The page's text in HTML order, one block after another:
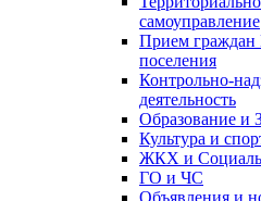
самоуправление
Прием граждан
поселения
Контрольно-
деятельность
Образование и
Культура и
ЖКХ и
ГО и ЧС